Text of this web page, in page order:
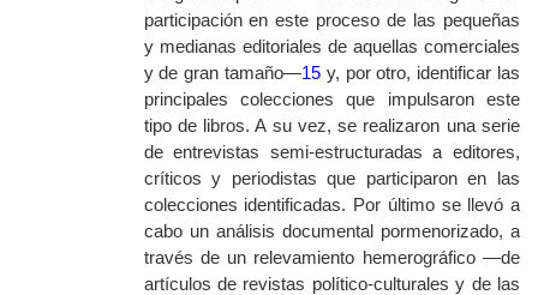
participación en este proceso de las pequeñas
y medianas editoriales de aquellas comerciales
y de gran tamaño—15y, por otro, identificar las
principales colecciones que impulsaron este
tipo de libros. A su vez, se realizaron una serie
de entrevistas semi-estructuradas a editores,
críticos y periodistas que participaron en las
colecciones identificadas. Por último se llevó a
cabo un análisis documental pormenorizado, a
través de un relevamiento hemerográfico —de
artículos de revistas político-culturales y de las